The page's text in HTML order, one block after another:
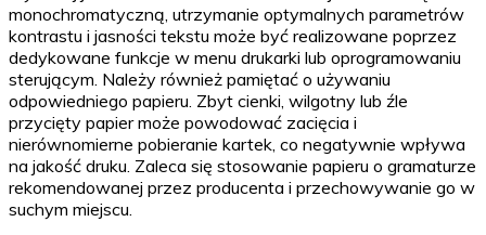
monochromatyczną, utrzymanie optymalnych parametrów
kontrastu i jasności tekstu może być realizowane poprzez
dedykowane funkcje w menu drukarki lub oprogramowaniu
sterującym. Należy również pamiętać o używaniu
odpowiedniego papieru. Zbyt cienki, wilgotny lub źle
przycięty papier może powodować zacięcia i
nierównomierne pobieranie kartek, co negatywnie wpływa
na jakość druku. Zaleca się stosowanie papieru o gramaturze
rekomendowanej przez producenta i przechowywanie go w
suchym miejscu.